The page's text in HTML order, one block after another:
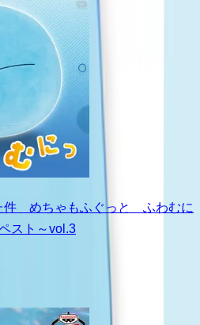
件 めちゃもふぐっと ふわむに
スト～vol.3